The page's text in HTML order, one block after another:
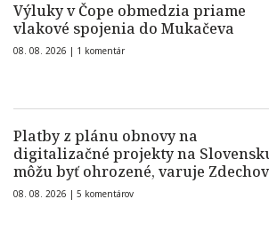
Výluky v Čope obmedzia priame
vlakové spojenia do Mukačeva
08. 08. 2026 | 1 komentár
Platby z plánu obnovy na
digitalizačné projekty na
môžu byť ohrozené, varuje
08. 08. 2026 | 5 komentárov